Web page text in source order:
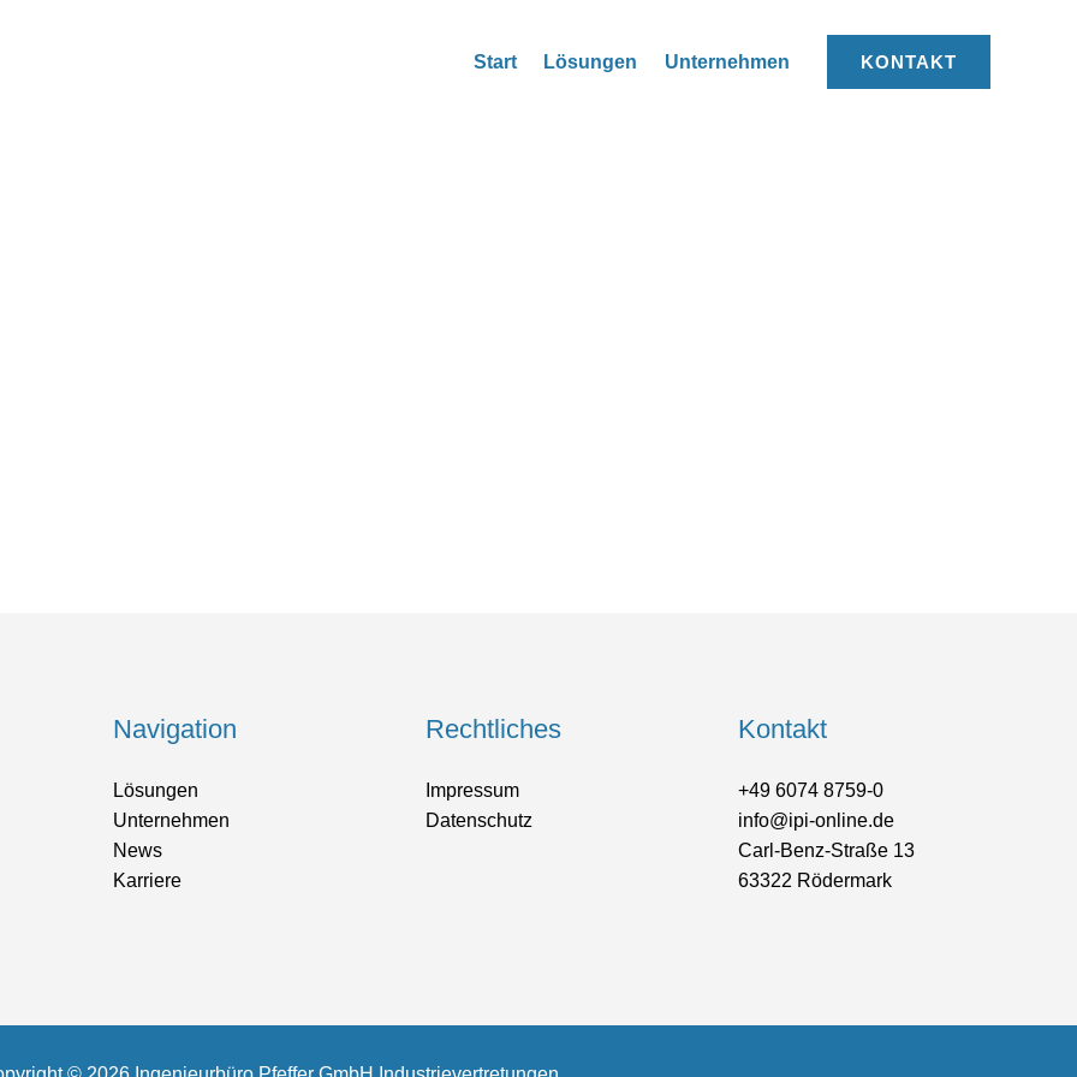
Start Lösungen Unternehmen KONTAKT
Navigation
Lösungen
Unternehmen
News
Karriere
Rechtliches
Impressum
Datenschutz
Kontakt
+49 6074 8759-0
info@ipi-online.de
Carl-Benz-Straße 13
63322 Rödermark